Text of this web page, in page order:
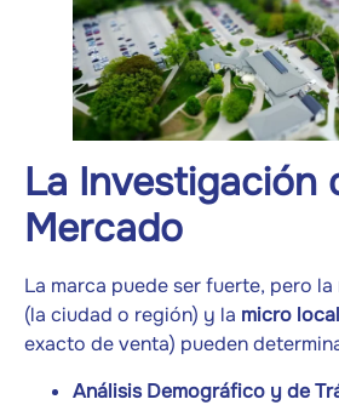
La Investigación
Mercado
La marca puede ser fuerte, pero la
(la ciudad o región) y la micro
exacto de venta) pueden
Análisis Demográfico y de